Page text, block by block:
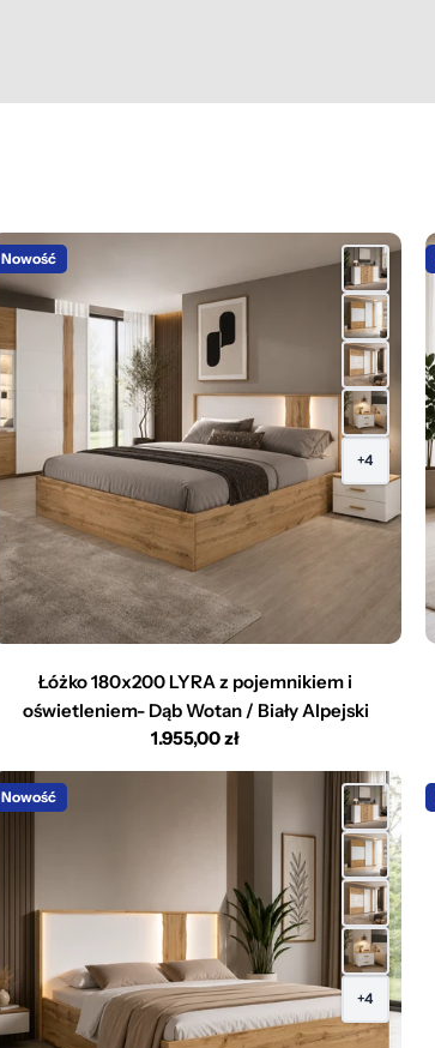
Nowość
+4
Łóżko 180x200 LYRA z pojemnikiem i
oświetleniem- Dąb Wotan / Biały Alpejski
Cena
1.955,00 zł
Nowość
+4